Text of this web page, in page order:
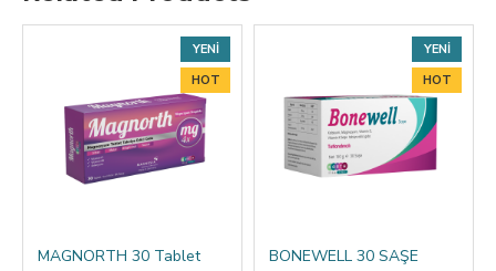
YENI
HOT
MAGNORTH 30 Tablet
YENI
HOT
BONEWELL 30 SAŞE